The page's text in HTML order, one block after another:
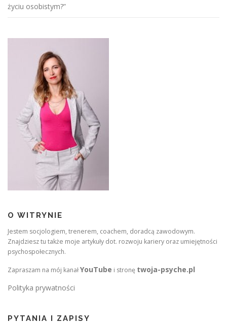
życiu osobistym?”
O WITRYNIE
Jestem socjologiem, trenerem, coachem, doradcą zawodowym.
Znajdziesz tu także moje artykuły dot. rozwoju kariery oraz umiejętności
psychospołecznych.
Zapraszam na mój kanałYouTube i stronę twoja-psyche.pl
Polityka prywatności
PYTANIA I ZAPISY